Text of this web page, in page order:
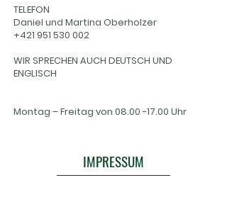
TELEFON
Daniel und Martina Oberholzer
+421 951 530 002
WIR SPRECHEN AUCH DEUTSCH UND
ENGLISCH
Montag – Freitag von 08.00 -17.00 Uhr
IMPRESSUM